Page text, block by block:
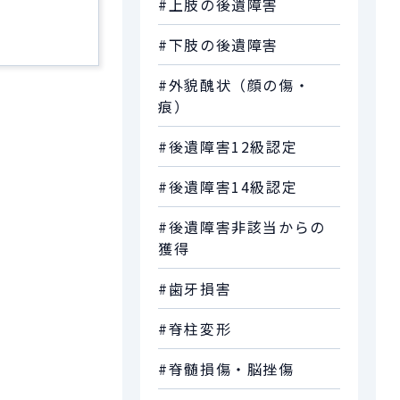
#上肢の後遺障害
#下肢の後遺障害
#外貌醜状（顔の傷・
痕）
#後遺障害12級認定
#後遺障害14級認定
#後遺障害非該当からの
獲得
#歯牙損害
#脊柱変形
#脊髄損傷・脳挫傷